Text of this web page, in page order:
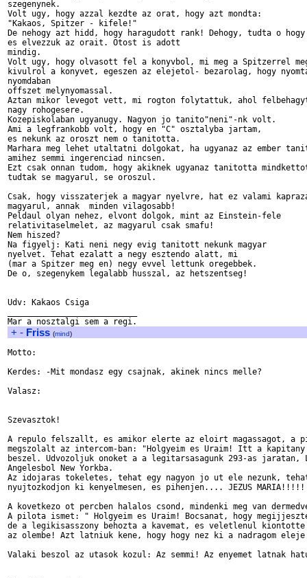
szegenynek.
Volt ugy, hogy azzal kezdte az orat, hogy azt mondta:
"Kakaos, Spitzer - kifele!"
De nehogy azt hidd, hogy haragudott rank! Dehogy, tudta o
es elvezzuk az orait. Otost is adott
mindig.
Volt ugy, hogy olvasott fel a konyvbol, mi meg a Spitzerrel
kivulrol a konyvet, egeszen az elejetol- bezarolag, hogy
nyomdaban
offszet melynyomassal.
Aztan mikor levegot vett, mi rogton folytattuk, ahol
nagy rohogesere.
Kozepiskolaban ugyanugy. Nagyon jo tanito"neni"-nk volt.
Ami a legfrankobb volt, hogy en "C" osztalyba jartam,
es nekunk az oroszt nem o tanitotta.
Marhara meg lehet utaltatni dolgokat, ha ugyanaz az ember
amihez semmi ingerenciad nincsen.
Ezt csak onnan tudom, hogy akiknek ugyanaz tanitotta
tudtak se magyarul, se oroszul.
Csak, hogy visszaterjek a magyar nyelvre, hat ez valami
magyarul, annak  minden vilagosabb!
Peldaul olyan nehez, elvont dolgok, mint az Einstein-fele
relativitaselmelet, az magyarul csak smafu!
Nem hiszed?
Na figyelj: Kati neni negy evig tanitott nekunk magyar
nyelvet. Tehat ezalatt a negy esztendo alatt, mi
(mar a Spitzer meg en) negy evvel lettunk oregebbek.
De o, szegenykem legalabb husszal, az hetszentseg!
Udv: Kakaos Csiga
+ - Friss (mind)
Motto:
Kerdes: -Mit mondasz egy csajnak, akinek nincs melle?
Valasz:
Szevasztok!
A repulo felszallt, es amikor elerte az eloirt magassagot, a
megszolalt az intercom-ban: "Holgyeim es Uraim! Itt a kapitany
beszel. Udvozoljuk onoket a a legitarsasagunk 293-as jaratan,
Angelesbol New Yorkba.
Az idojaras tokeletes, tehat egy nagyon jo ut ele nezunk,
nyujtozkodjon ki kenyelmesen, es pihenjen.... JEZUS
A kovetkezo ot percben halalos csond, mindenki meg van
A pilota ismet: " Holgyeim es Uraim! Bocsanat, hogy
de a legikisasszony behozta a kavemat, es veletlenul kiontotte
az olembe! Azt latniuk kene, hogy hogy nez ki a nadragom
Valaki beszol az utasok kozul: Az semmi! Az enyemet latnak